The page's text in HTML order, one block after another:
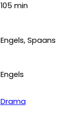
105 min
Engels, Spaans
Engels
Drama